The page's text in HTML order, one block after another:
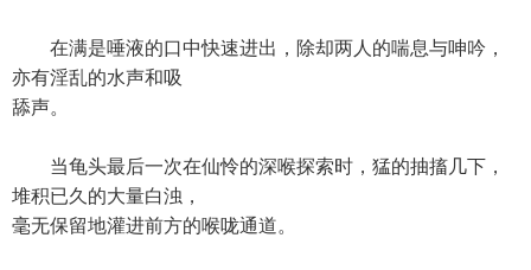
在满是唾液的口中快速进出，除却两人的喘息与呻吟，
亦有淫乱的水声和吸
舔声。
当龟头最后一次在仙怜的深喉探索时，猛的抽搐几下，
堆积已久的大量白浊，
毫无保留地灌进前方的喉咙通道。